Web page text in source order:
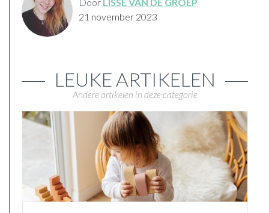
21 november 2023
LEUKE ARTIKELEN
Andere artikelen in deze categorie